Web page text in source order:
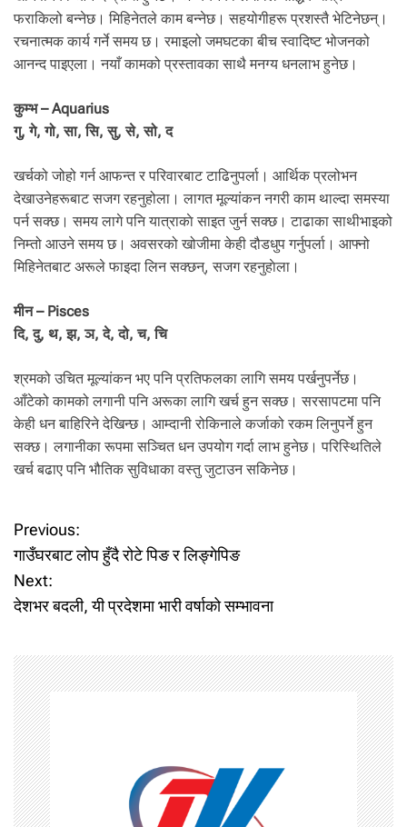
फराकिलो बन्नेछ। मिहिनेतले काम बन्नेछ। सहयोगीहरू प्रशस्तै भेटिनेछन्।
रचनात्मक कार्य गर्ने समय छ। रमाइलो जमघटका बीच स्वादिष्ट भोजनको
आनन्द पाइएला। नयाँ कामको प्रस्तावका साथै मनग्य धनलाभ हुनेछ।
कुम्भ – Aquarius
गु, गे, गो, सा, सि, सु, से, सो, द
खर्चको जोहो गर्न आफन्त र परिवारबाट टाढिनुपर्ला। आर्थिक प्रलोभन
देखाउनेहरूबाट सजग रहनुहोला। लागत मूल्यांकन नगरी काम थाल्दा समस्या
पर्न सक्छ। समय लागे पनि यात्राकाे साइत जुर्न सक्छ। टाढाका साथीभाइको
निम्तो आउने समय छ। अवसरको खोजीमा केही दौडधुप गर्नुपर्ला। आफ्नो
मिहिनेतबाट अरूले फाइदा लिन सक्छन्, सजग रहनुहाेला।
मीन – Pisces
दि, दु, थ, झ, ञ, दे, दो, च, चि
श्रमको उचित मूल्यांकन भए पनि प्रतिफलका लागि समय पर्खनुपर्नेछ।
आँटेको कामको लगानी पनि अरूका लागि खर्च हुन सक्छ। सरसापटमा पनि
केही धन बाहिरिने देखिन्छ। आम्दानी रोकिनाले कर्जाको रकम लिनुपर्ने हुन
सक्छ। लगानीका रूपमा सञ्चित धन उपयोग गर्दा लाभ हुनेछ। परिस्थितिले
खर्च बढाए पनि भौतिक सुविधाका वस्तु जुटाउन सकिनेछ।
P
o
s
t
n
a
v
i
Previous:
गाउँघरबाट लोप हुँदै रोटे पिङ र लिङ्गेपिङ
Next:
देशभर बदली, यी प्रदेशमा भारी वर्षाको सम्भावना